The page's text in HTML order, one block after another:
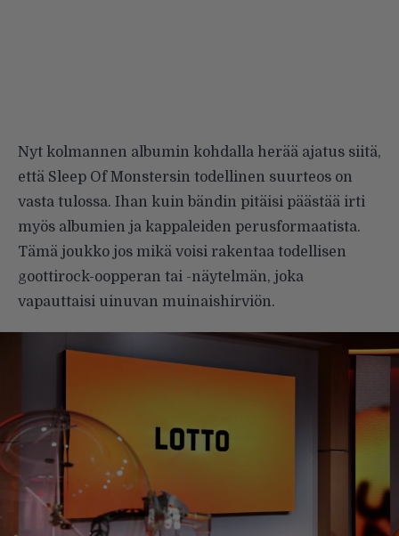
Nyt kolmannen albumin kohdalla herää ajatus siitä,
että Sleep Of Monstersin todellinen suurteos on
vasta tulossa. Ihan kuin bändin pitäisi päästää irti
myös albumien ja kappaleiden perusformaatista.
Tämä joukko jos mikä voisi rakentaa todellisen
goottirock-oopperan tai -näytelmän, joka
vapauttaisi uinuvan muinaishirviön.